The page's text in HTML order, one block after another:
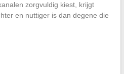
zorgvuldig kiest, krijgt
en nuttiger is dan degene die